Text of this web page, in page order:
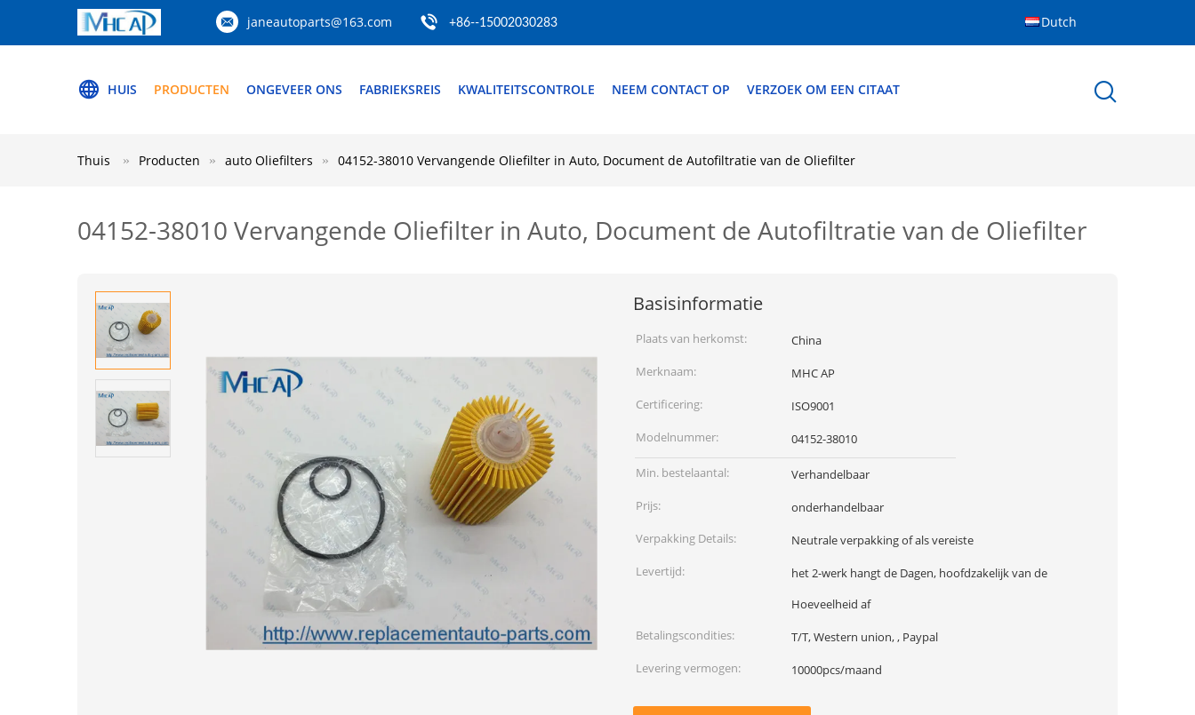
janeautoparts@163.com +86--15002030283 Dutch
HUIS PRODUCTEN ONGEVEER ONS FABRIEKSREIS KWALITEITSCONTROLE NEEM CONTACT OP VERZOEK OM EEN CITAAT
Thuis Producten auto Oliefilters 04152-38010 Vervangende Oliefilter in Auto, Document de Autofiltratie van de Oliefilter
04152-38010 Vervangende Oliefilter in Auto, Document de Autofiltratie van de Oliefilter
Basisinformatie
Plaats van herkomst:
China
Merknaam:
MHC AP
Certificering:
ISO9001
Modelnummer:
04152-38010
Min. bestelaantal:
Verhandelbaar
Prijs:
onderhandelbaar
Verpakking Details:
Neutrale verpakking of als vereiste
Levertijd:
het 2-werk hangt de Dagen, hoofdzakelijk van de
Hoeveelheid af
Betalingscondities:
T/T, Western union, , Paypal
Levering vermogen:
10000pcs/maand